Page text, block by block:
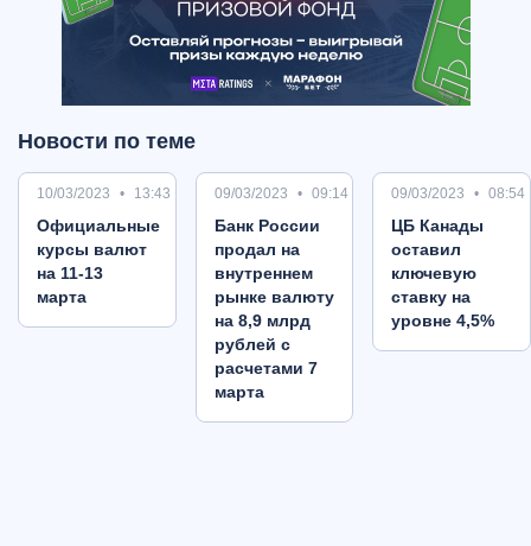
Новости по теме
10/03/2023 13:43
Oфициальные
курсы валют
на 11-13
марта
09/03/2023 09:14
Банк России
продал на
внутреннем
рынке валюту
на 8,9 млрд
рублей с
расчетами 7
марта
09/03/2023 08:54
ЦБ Канады
оставил
ключевую
ставку на
уровне 4,5%